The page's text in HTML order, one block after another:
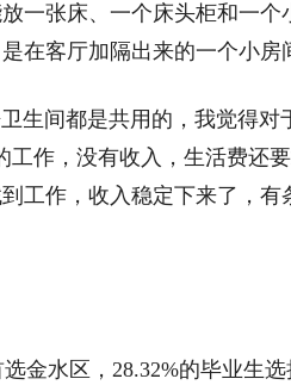
一张床、一个床头柜和一个
在客厅加隔出来的一个小房
间都是共用的，我觉得对
作，没有收入，生活费还
工作，收入稳定下来了，有
水区，28.32%的毕业生选